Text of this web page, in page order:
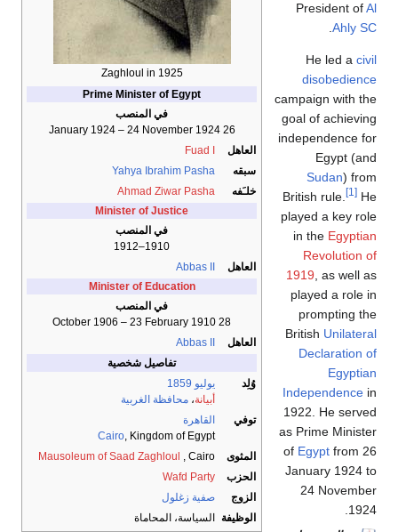
Zaghloul in 1925
Prime Minister of Egypt
في المنصب
26 January 1924 – 24 November 1924
العاهل
Fuad I
سبقه
Yahya Ibrahim Pasha
خلـَفه
Ahmad Ziwar Pasha
Minister of Justice
في المنصب
1910–1912
العاهل
Abbas II
Minister of Education
في المنصب
28 October 1906 – 23 February 1910
العاهل
Abbas II
تفاصيل شخصية
وُلِد
يوليو 1859
أبيانة، محافظة الغربية
توفي
القاهرة
Cairo, Kingdom of Egypt
المثوى
Mausoleum of Saad Zaghloul , Cairo
الحزب
Wafd Party
الزوج
صفية زغلول
الوظيفة
السياسة، المحاماة
President ofAl
Ahly SC
He led a civil
disobedience
campaign with the
goal of achieving
independence for
Egypt (and
Sudan) from
British rule.
[1] He
played a key role
in the Egyptian
Revolution of
1919 , as well as
played a role in
prompting the
British Unilateral
Declaration of
Egyptian
Independence in
1922. He served
as Prime Minister
of Egypt from 26
January 1924 to
24 November
1924.